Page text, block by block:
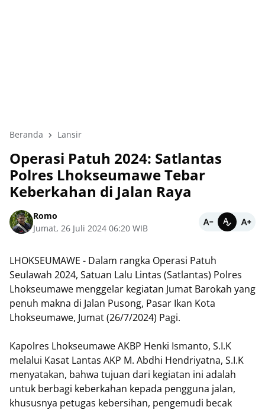
Beranda Lansir
Operasi Patuh 2024: Satlantas
Polres Lhokseumawe Tebar
Keberkahan di Jalan Raya
Romo
Jumat, 26 Juli 2024 06:20 WIB
LHOKSEUMAWE - Dalam rangka Operasi Patuh
Seulawah 2024, Satuan Lalu Lintas (Satlantas) Polres
Lhokseumawe menggelar kegiatan Jumat Barokah yang
penuh makna di Jalan Pusong, Pasar Ikan Kota
Lhokseumawe, Jumat (26/7/2024) Pagi.
Kapolres Lhokseumawe AKBP Henki Ismanto, S.I.K
melalui Kasat Lantas AKP M. Abdhi Hendriyatna, S.I.K
menyatakan, bahwa tujuan dari kegiatan ini adalah
untuk berbagi keberkahan kepada pengguna jalan,
khususnya petugas kebersihan, pengemudi becak